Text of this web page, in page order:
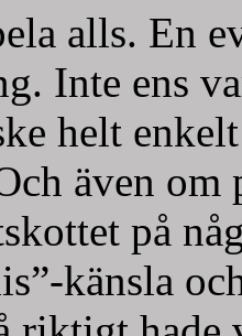
alls. En
Inte ens
helt
även
på
känsla